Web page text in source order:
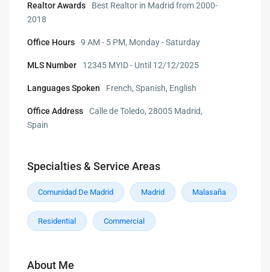
Realtor Awards
Best Realtor in Madrid from 2000-
2018
Office Hours 9 AM - 5 PM, Monday - Saturday
MLS Number 12345 MYID - Until 12/12/2025
Languages Spoken French, Spanish, English
Office Address
Calle de Toledo, 28005 Madrid,
Spain
Specialties & Service Areas
Comunidad De Madrid Madrid Malasaña
Residential Commercial
About Me